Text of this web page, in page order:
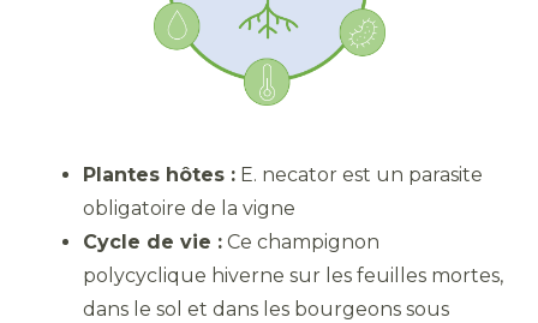
Plantes hôtes : E. necator est un parasite
obligatoire de la vigne
Cycle de vie : Ce champignon
polycyclique hiverne sur les feuilles mortes,
dans le sol et dans les bourgeons sous